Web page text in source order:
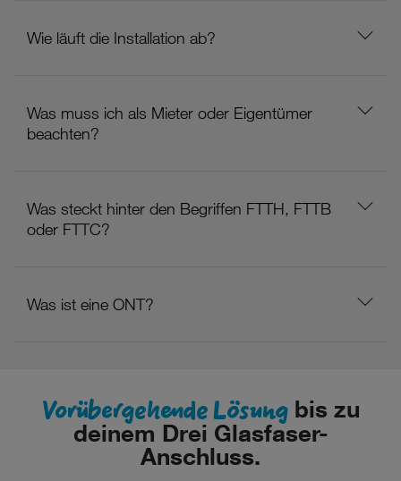
Wie läuft die Installation ab?
Was muss ich als Mieter oder Eigentümer
beachten?
Was steckt hinter den Begriffen FTTH, FTTB
oder FTTC?
Was ist eine ONT?
Vorübergehende Lösungbis zu
deinem Drei Glasfaser-
Anschluss.